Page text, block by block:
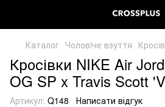
Каталог Чоловiче взуття
Кросівки NIKE Air
OG SP x Travis Scott
Артикул: Q148 Написати відгук